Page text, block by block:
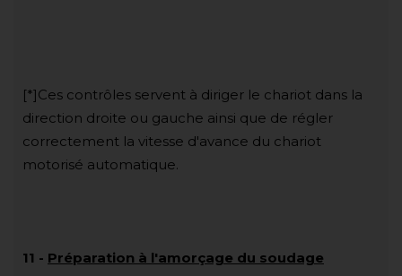
[*]Ces contrôles servent à diriger le chariot dans la
direction droite ou gauche ainsi que de régler
correctement la vitesse d'avance du chariot
motorisé automatique.
11 - Préparation à l'amorçage du soudage